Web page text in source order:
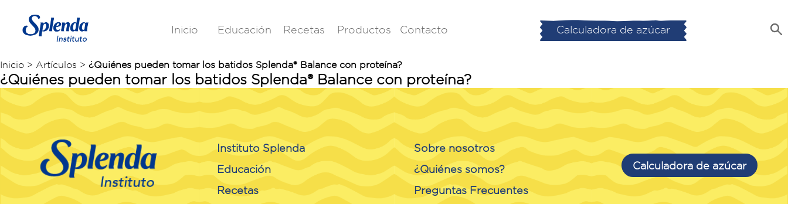
Inicio Educación Recetas Productos Contacto Calculadora de azúcar
Inicio > Artículos > ¿Quiénes pueden tomar los batidos Splenda® Balance con proteína?
¿Quiénes pueden tomar los batidos Splenda® Balance con proteína?
Instituto Splenda
Educación
Recetas
Sobre nosotros
¿Quiénes somos?
Preguntas Frecuentes
Calculadora de azúcar